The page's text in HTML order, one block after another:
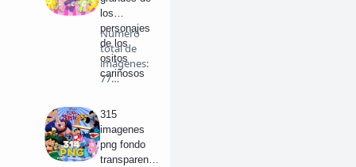
los
personajes
de los
ositos
cariñosos
Numero
total de
imágenes:
77
PNG de …
315
imagenes
png fondo
transparent